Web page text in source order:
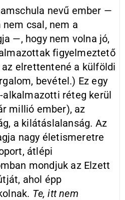
nevű ember —
csal, nem a
—, hogy nem volna jó,
figyelmeztető
elrettentené a külföldi
bevétel.) Ez egy
alkalmazotti réteg kerül
millió ember), az
a kilátáslalanság. Az
nagy életismeretre
átlépi
mondjuk az Elzett
ahol épp
Te, itt nem